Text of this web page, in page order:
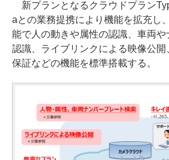
新プランとなるクラウドプラン
aとの業務提携により機能を拡充し
能で人の動きや属性の認識、車両
認識、ライブリンクによる映像公開
保証などの機能を標準搭載する。